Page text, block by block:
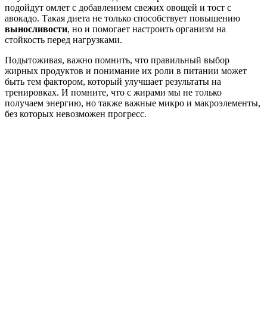
подойдут омлет с добавлением свежих овощей и тост с
авокадо. Такая диета не только способствует повышению
выносливости, но и помогает настроить организм на
стойкость перед нагрузками.
Подытоживая, важно помнить, что правильный выбор
жирных продуктов и понимание их роли в питании может
быть тем фактором, который улучшает результаты на
тренировках. И помните, что с жирами мы не только
получаем энергию, но также важные микро и макроэлементы,
без которых невозможен прогресс.